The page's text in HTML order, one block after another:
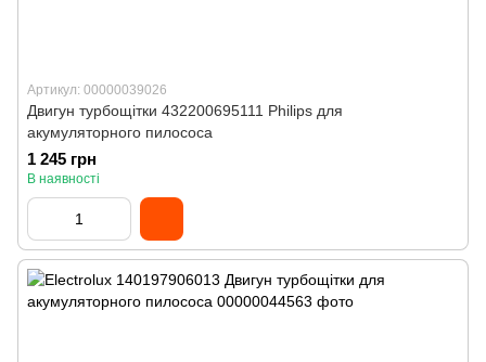
Артикул: 00000039026
Двигун турбощітки 432200695111 Philips для
акумуляторного пилососа
1 245 грн
В наявності